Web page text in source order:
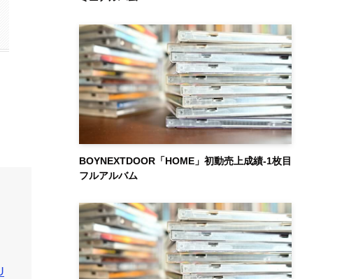
BOYNEXTDOOR「HOME」初動売上成績-1枚目
フルアルバム